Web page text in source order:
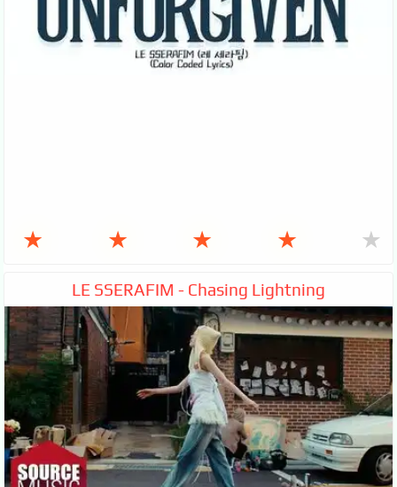
★ ★ ★ ★ ★
LE SSERAFIM - Chasing Lightning